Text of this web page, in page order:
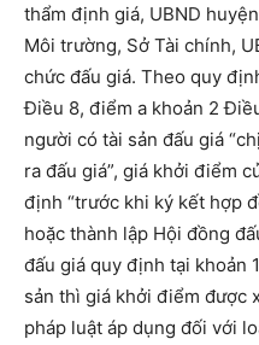
thẩm định giá, UBND
Môi trường, Sở Tài chính,
chức đấu giá. Theo quy
Điều 8, điểm a khoản 2
người có tài sản đấu giá
ra đấu giá”, giá khởi điểm
định “trước khi ký kết hợp
hoặc thành lập Hội đồng
đấu giá quy định tại khoản
sản thì giá khởi điểm được
pháp luật áp dụng đối với